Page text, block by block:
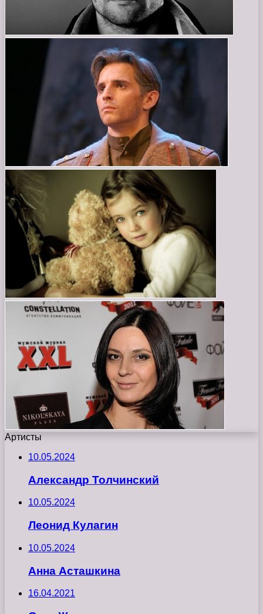
Артисты
10.05.2024
Александр Толчинский
10.05.2024
Леонид Кулагин
10.05.2024
Анна Асташкина
16.04.2021